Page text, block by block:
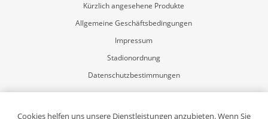
Kürzlich angesehene Produkte
Allgemeine Geschäftsbedingungen
Impressum
Stadionordnung
Datenschutzbestimmungen
Mein Konto
Registrierung
Cookies helfen uns unsere Dienstleistungen anzubieten. Wenn Sie